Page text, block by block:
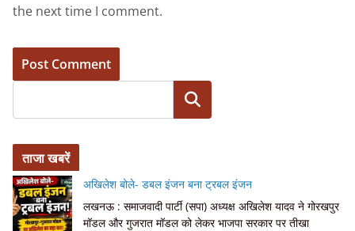
the next time I comment.
Search
ताजा खबरें
अखिलेश बोले- डबल इंजन बना ट्रबल इंजन
लखनऊ : समाजवादी पार्टी (सपा) अध्यक्ष अखिलेश यादव ने गोरखपुर
मॉडल और गुजरात मॉडल को लेकर भाजपा सरकार पर तीखा